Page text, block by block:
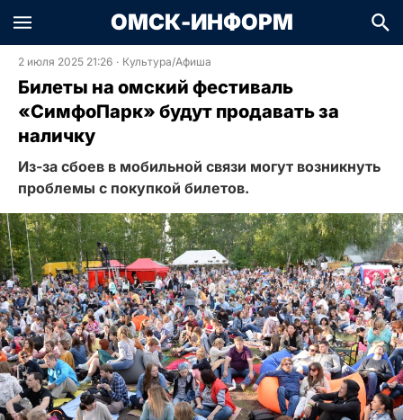
ОМСК-ИНФОРМ
2 июля 2025 21:26 · Культура/Афиша
Билеты на омский фестиваль
«СимфоПарк» будут продавать за
наличку
Из-за сбоев в мобильной связи могут возникнуть
проблемы с покупкой билетов.